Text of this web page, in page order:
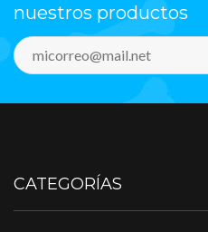
nuestros productos
CATEGORÍAS